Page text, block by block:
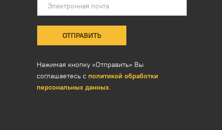
ОТПРАВИТЬ
Нажимая кнопку «Отправить» Вы
соглашаетесь с политикой обработки
персональных данных.